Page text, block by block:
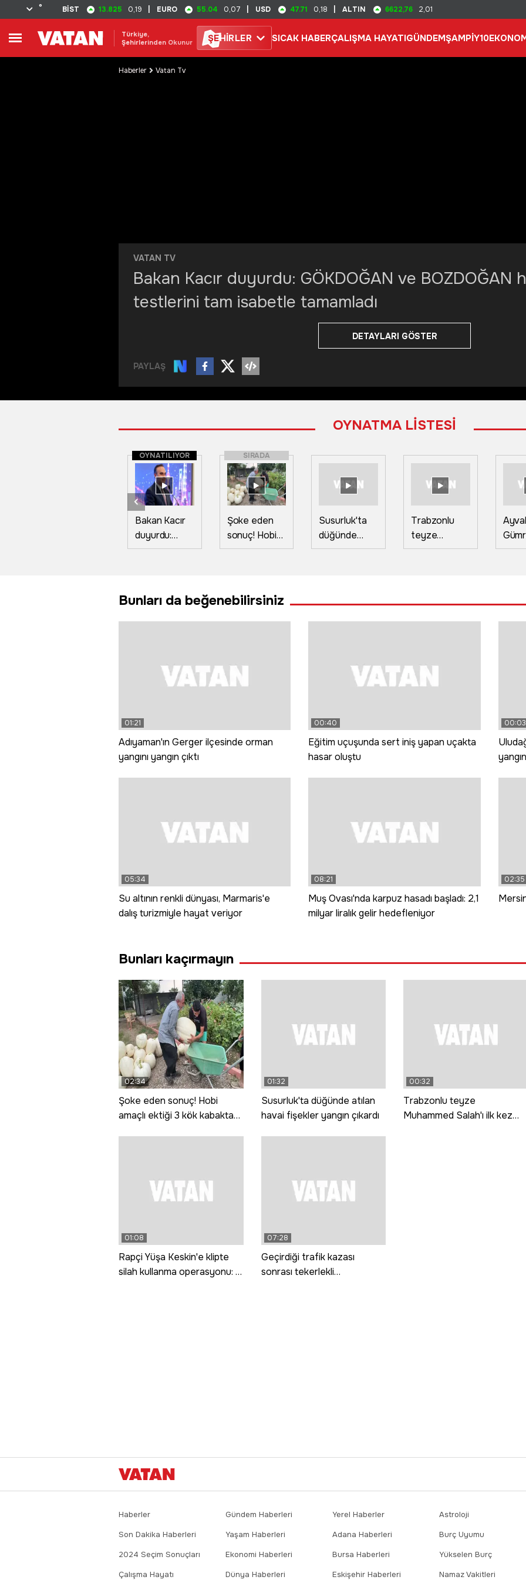
° BİST 13.825 0,19 EURO 55.04 0,07 USD 47.71 0,18 ALTIN 6622,76 2,01
Türkiye,
Şehirlerinden Okunur
ŞEHİRLER SICAK HABERÇALIŞMA HAYATIGÜNDEMŞAMPİY10
Haberler Vatan Tv
VATAN TV
Bakan Kacır duyurdu: GÖKDOĞAN ve BOZDOĞAN
testlerini tam isabetle tamamladı
DETAYLARI GÖSTER
PAYLAŞ
OYNATMA LİSTESİ
OYNATILIYOR
Bakan Kacır
duyurdu:
GÖKDOĞAN
harp başlıklı
atış testlerini
tam isabetle
SIRADA
Şoke eden
sonuç! Hobi
amaçlı ektiği
tonun
üzerinde
ürün aldı
Susurluk'ta
düğünde
atılan havai
Trabzonlu
teyze
Muhammed
güççük
Bunları da beğenebilirsiniz
01:21
Adıyaman'ın Gerger ilçesinde orman
yangını yangın çıktı
00:40
Eğitim uçuşunda sert iniş yapan uçakta
hasar oluştu
00:03
05:34
Su altının renkli dünyası, Marmaris'e
dalış turizmiyle hayat veriyor
08:21
Muş Ovası'nda karpuz hasadı başladı: 2,1
milyar liralık gelir hedefleniyor
02:35
Bunları kaçırmayın
02:34
Şoke eden sonuç! Hobi
amaçlı ektiği 3 kök kabaktan
01:32
Susurluk'ta düğünde atılan
havai fişekler yangın çıkardı
00:32
Trabzonlu teyze
Muhammed Salah'ı ilk kez
01:08
Rapçi Yüşa Keskin'e klipte
silah kullanma operasyonu: 4
07:28
Geçirdiği trafik kazası
sonrası tekerlekli
Haberler
Son Dakika Haberleri
2024 Seçim Sonuçları
Çalışma Hayatı
Gündem Haberleri
Yaşam Haberleri
Ekonomi Haberleri
Dünya Haberleri
Yerel Haberler
Adana Haberleri
Bursa Haberleri
Eskişehir Haberleri
Astroloji
Burç Uyumu
Yükselen Burç
Namaz Vakitleri